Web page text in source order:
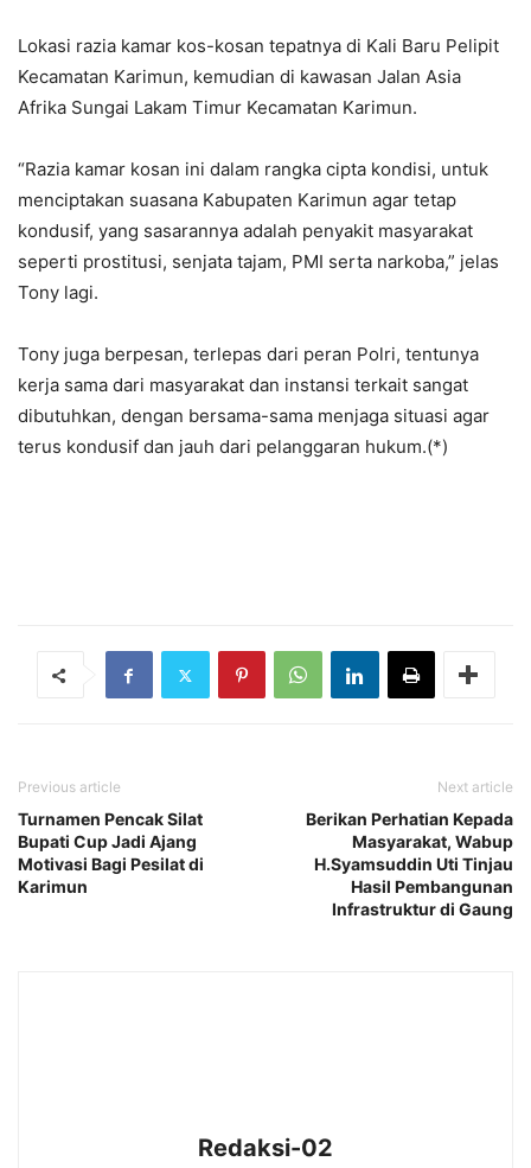
Lokasi razia kamar kos-kosan tepatnya di Kali Baru Pelipit
Kecamatan Karimun, kemudian di kawasan Jalan Asia
Afrika Sungai Lakam Timur Kecamatan Karimun.
“Razia kamar kosan ini dalam rangka cipta kondisi, untuk
menciptakan suasana Kabupaten Karimun agar tetap
kondusif, yang sasarannya adalah penyakit masyarakat
seperti prostitusi, senjata tajam, PMI serta narkoba,” jelas
Tony lagi.
Tony juga berpesan, terlepas dari peran Polri, tentunya
kerja sama dari masyarakat dan instansi terkait sangat
dibutuhkan, dengan bersama-sama menjaga situasi agar
terus kondusif dan jauh dari pelanggaran hukum.(*)
Previous article
Turnamen Pencak Silat
Bupati Cup Jadi Ajang
Motivasi Bagi Pesilat di
Karimun
Next article
Berikan Perhatian Kepada
Masyarakat, Wabup
H.Syamsuddin Uti Tinjau
Hasil Pembangunan
Infrastruktur di Gaung
Redaksi-02